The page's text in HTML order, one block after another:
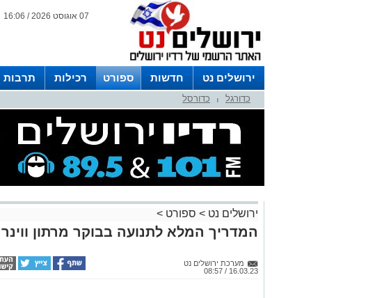
07 אוגוסט 2026 / 16:06
ירושלים נט חדשות ספורט רכילות תרבות
לפרסום ברדיו צרו קשר
כדורגל כדורסל
ירושלים נט > ספורט >
המדריך המלא לתנועה בבוקר מרתון ווינר
מערכת ירושלים נט
16.03.23 / 08:57